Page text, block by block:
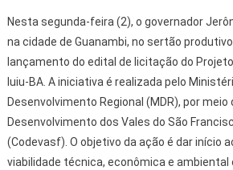
Nesta segunda-feira (2), o governador
na cidade de Guanambi, no sertão
lançamento do edital de licitação do
Iuiu-BA. A iniciativa é realizada pelo
Desenvolvimento Regional (MDR), por meio
Desenvolvimento dos Vales do São
(Codevasf). O objetivo da ação é dar início
viabilidade técnica, econômica e ambiental